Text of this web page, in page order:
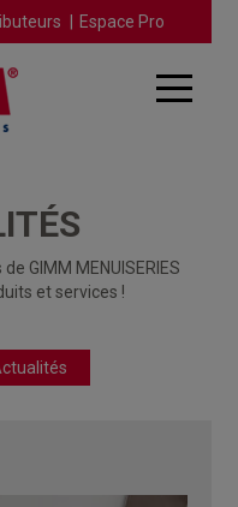
Espace Pro
GIMM MENUISERIES
et services !